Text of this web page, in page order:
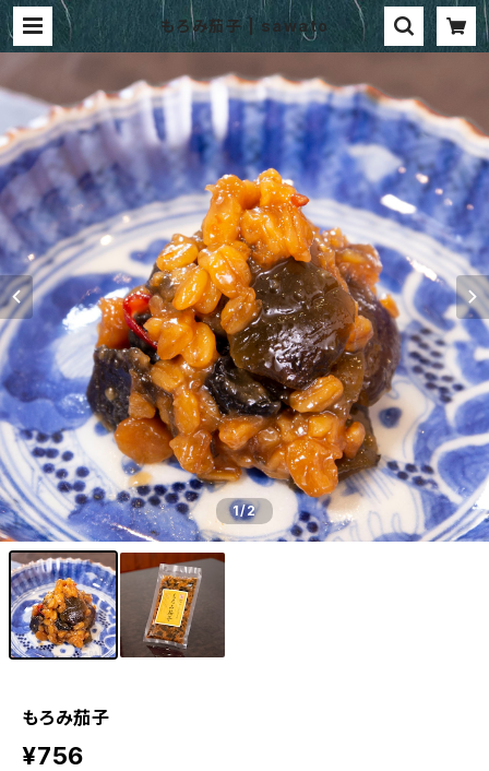
もろみ茄子 | sawato
1/2
もろみ茄子
¥756